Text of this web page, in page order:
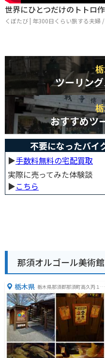
世界にひとつだけのトトロ
くぼたび | 年300日くらい旅する夫婦
ツーリン
おすすめツ
不要になったバイ
▶︎手数料無料の宅配買取
実際に売ってみた体験談
▶︎こちら
那須オルゴール美術
栃木県 栃木県那須郡那須町高久丙１２
３